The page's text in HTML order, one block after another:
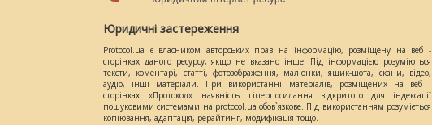
Юридичні застереження
Protocol.ua є власником авторських прав на інформацію, розміщену на веб -
сторінках даного ресурсу, якщо не вказано інше. Під інформацією розуміються
тексти, коментарі, статті, фотозображення, малюнки, ящик-шота, скани, відео,
аудіо, інші матеріали. При використанні матеріалів, розміщених на веб -
сторінках «Протокол» наявність гіперпосилання відкритого для індексації
пошуковими системами на protocol.ua обов`язкове. Під використанням розуміється
копіювання, адаптація, рерайтинг, модифікація тощо.